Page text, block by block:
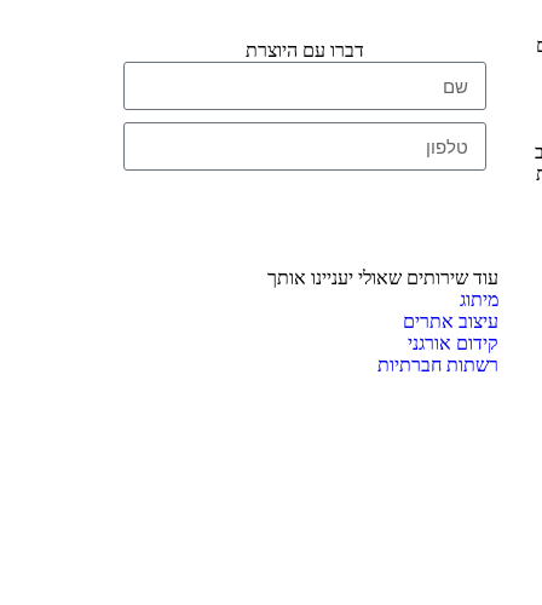
דברו עם היוצרת
עוד שירותים שאולי יעניינו אותך
מיתוג
עיצוב אתרים
קידום אורגני
רשתות חברתיות